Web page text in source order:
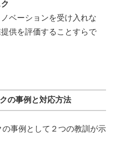
ベーションを受け入れな
供を評価することすらで
の事例と対応方法
事例として２つの教訓が示